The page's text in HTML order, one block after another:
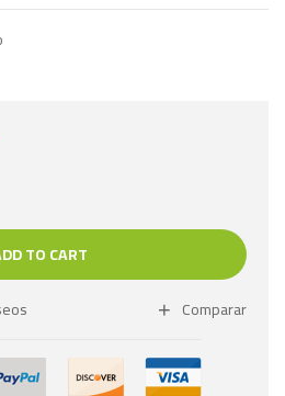
TO CART
Comparar